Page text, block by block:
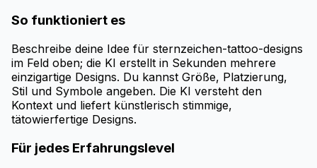
So funktioniert es
Beschreibe deine Idee für sternzeichen-tattoo-designs
im Feld oben; die KI erstellt in Sekunden mehrere
einzigartige Designs. Du kannst Größe, Platzierung,
Stil und Symbole angeben. Die KI versteht den
Kontext und liefert künstlerisch stimmige,
tätowierfertige Designs.
Für jedes Erfahrungslevel